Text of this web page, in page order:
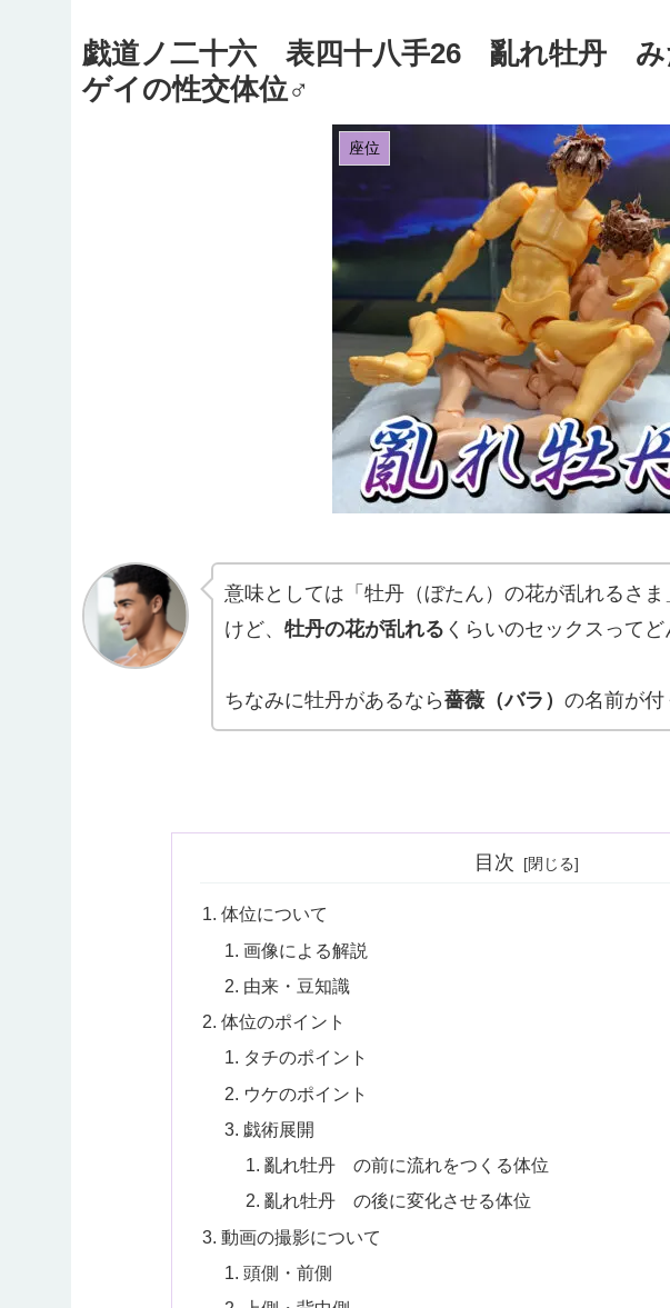
戯道ノ二十六 表四十八手26 亂れ牡丹 み
ゲイの性交体位♂
座位
意味としては「牡丹（ぼたん）の花が乱れるさ
けど、 牡丹の花が乱れる くらいのセックスってど
ちなみに牡丹があるなら薔薇（バラ） の名前が付
目次
体位について
画像による解説
由来・豆知識
体位のポイント
タチのポイント
ウケのポイント
戯術展開
亂れ牡丹 の前に流れをつくる体位
亂れ牡丹 の後に変化させる体位
動画の撮影について
頭側・前側